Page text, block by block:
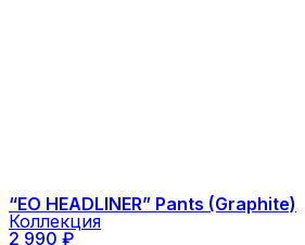
“EO HEADLINER” Pants (Graphite)
Коллекция
2 990 ₽